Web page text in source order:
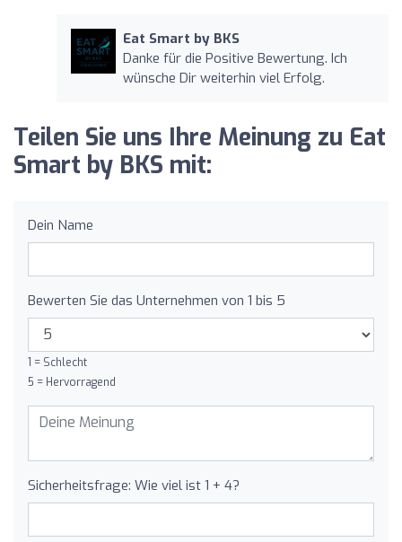
Eat Smart by BKS
Danke für die Positive Bewertung. Ich
wünsche Dir weiterhin viel Erfolg.
Teilen Sie uns Ihre Meinung zu Eat
Smart by BKS mit:
Dein Name
Bewerten Sie das Unternehmen von 1 bis 5
1 = Schlecht
5 = Hervorragend
Sicherheitsfrage: Wie viel ist 1 + 4?